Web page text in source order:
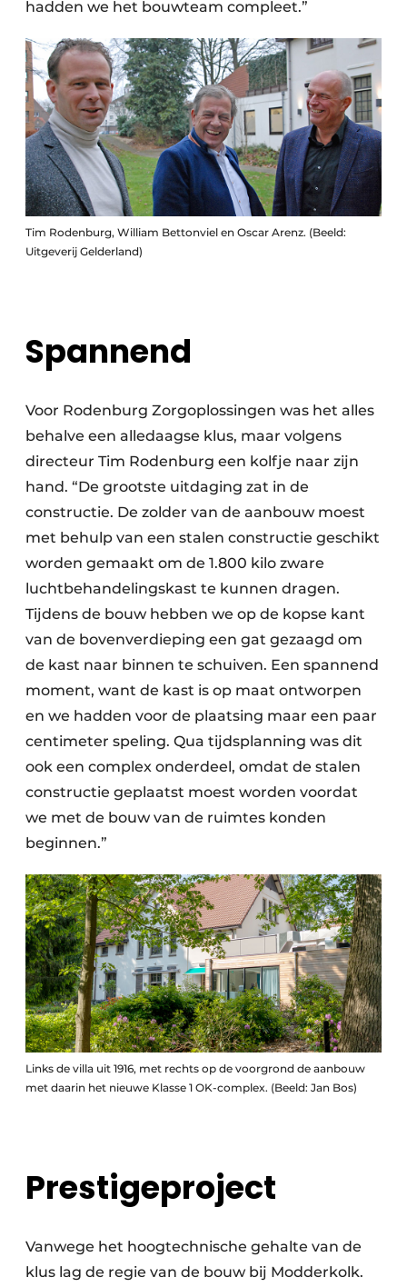
hadden we het bouwteam compleet.”
Tim Rodenburg, William Bettonviel en Oscar Arenz. (Beeld:
Uitgeverij Gelderland)
Spannend
Voor Rodenburg Zorgoplossingen was het alles
behalve een alledaagse klus, maar volgens
directeur Tim Rodenburg een kolfje naar zijn
hand. “De grootste uitdaging zat in de
constructie. De zolder van de aanbouw moest
met behulp van een stalen constructie geschikt
worden gemaakt om de 1.800 kilo zware
luchtbehandelingskast te kunnen dragen.
Tijdens de bouw hebben we op de kopse kant
van de bovenverdieping een gat gezaagd om
de kast naar binnen te schuiven. Een spannend
moment, want de kast is op maat ontworpen
en we hadden voor de plaatsing maar een paar
centimeter speling. Qua tijdsplanning was dit
ook een complex onderdeel, omdat de stalen
constructie geplaatst moest worden voordat
we met de bouw van de ruimtes konden
beginnen.”
Links de villa uit 1916, met rechts op de voorgrond de aanbouw
met daarin het nieuwe Klasse 1 OK-complex. (Beeld: Jan Bos)
Prestigeproject
Vanwege het hoogtechnische gehalte van de
klus lag de regie van de bouw bij Modderkolk.